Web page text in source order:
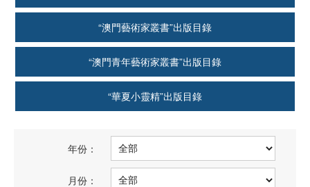
“澳門藝術家叢書”出版目錄
“澳門青年藝術家叢書”出版目錄
“華夏小靈精”出版目錄
年份：
月份：